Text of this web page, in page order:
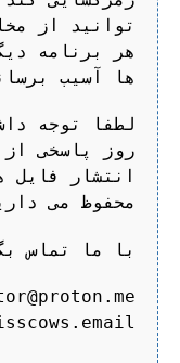
توانید از
هر برنامه
ها آسیب
روز پاسخی
انتشار فایل
محفوظ می
با ما تماس